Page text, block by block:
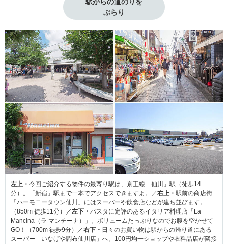
ぶらり
左上・ 今回ご紹介する物件の最寄り駅は、京王線「仙川」駅（徒歩14
分）。「新宿」駅まで一本でアクセスできますよ。／右上・駅前の商店街
「ハーモニータウン仙川」にはスーパーや飲食店などが建ち並びます。
（850m 徒歩11分）／左下・ パスタに定評のあるイタリア料理店「La
Mancina（ラ マンチーナ）」。ボリュームたっぷりなのでお腹を空かせて
GO！（700m 徒歩9分）／右下・ 日々のお買い物は駅からの帰り道にある
スーパー「いなげや調布仙川店」へ。100円均一ショップや衣料品店が隣接